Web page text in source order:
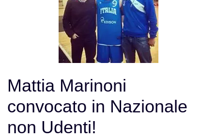
Mattia Marinoni
convocato in Nazionale
non Udenti!